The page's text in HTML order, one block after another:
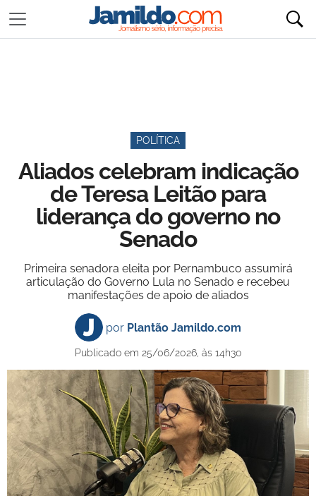
POLÍTICA
Aliados celebram indicação
de Teresa Leitão para
liderança do governo no
Senado
Primeira senadora eleita por Pernambuco assumirá
articulação do Governo Lula no Senado e recebeu
manifestações de apoio de aliados
por Plantão Jamildo.com
Publicado em 25/06/2026, às 14h30